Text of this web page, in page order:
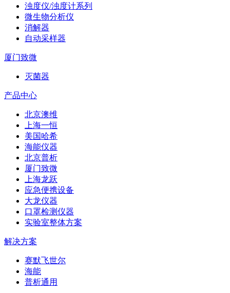
浊度仪/浊度计系列
微生物分析仪
消解器
自动采样器
厦门致微
灭菌器
产品中心
北京澳维
上海一恒
美国哈希
海能仪器
北京普析
厦门致微
上海龙跃
应急便携设备
大龙仪器
口罩检测仪器
实验室整体方案
解决方案
赛默飞世尔
海能
普析通用